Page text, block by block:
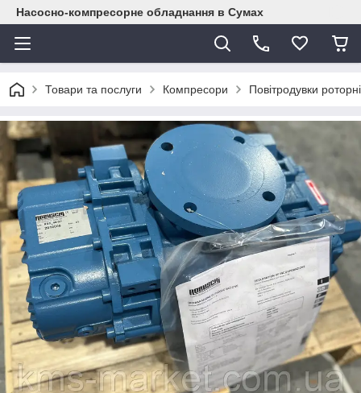
Насосно-компресорне обладнання в Сумах
Товари та послуги Компресори Повітродувки роторні